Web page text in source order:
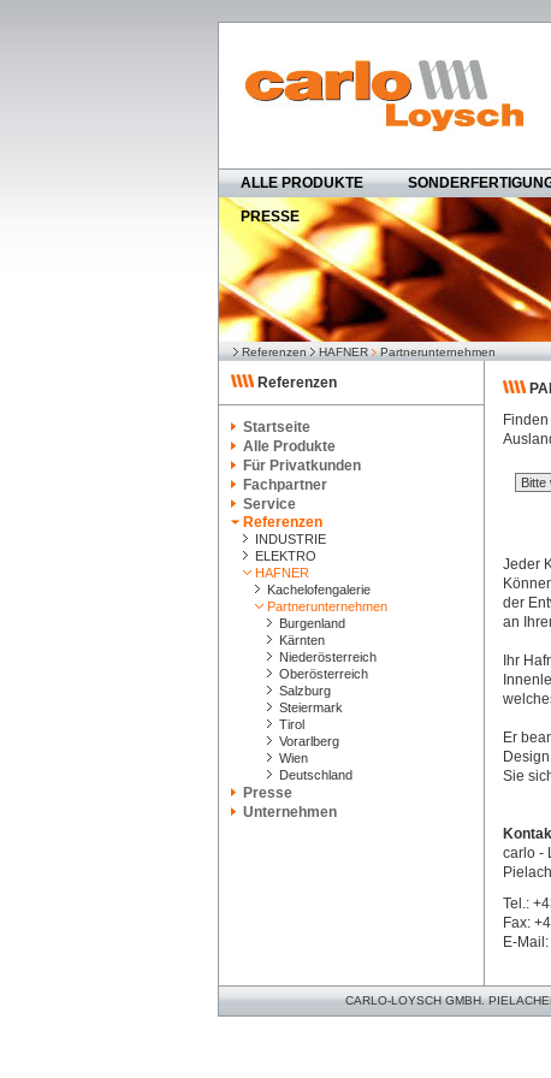
ALLE PRODUKTE
PRESSE
Referenzen HAFNER Partnerunternehmen
Referenzen
Startseite
Alle Produkte
Für Privatkunden
Fachpartner
Service
Referenzen
INDUSTRIE
ELEKTRO
HAFNER
Kachelofengalerie
Partnerunternehmen
Burgenland
Kärnten
Niederösterreich
Oberösterreich
Salzburg
Steiermark
Tirol
Vorarlberg
Wien
Deutschland
Presse
Unternehmen
Jeder
der
an
Ihr
Er
Sie
carlo -
Tel.:
Fax:
E-Mail:
CARLO-LOYSCH GMBH.